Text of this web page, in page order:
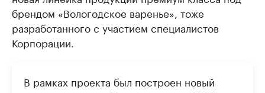
брендом «Вологодское варенье», тоже
разработанного с участием специалистов
Корпорации.
В рамках проекта был построен новый